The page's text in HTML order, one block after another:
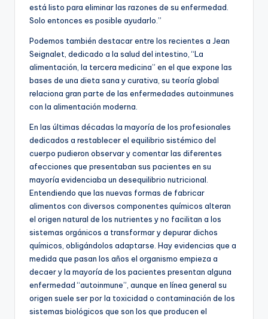
está listo para eliminar las razones de su enfermedad.
Solo entonces es posible ayudarlo.”
Podemos también destacar entre los recientes a Jean
Seignalet, dedicado a la salud del intestino, “La
alimentación, la tercera medicina” en el que expone las
bases de una dieta sana y curativa, su teoría global
relaciona gran parte de las enfermedades autoinmunes
con la alimentación moderna.
En las últimas décadas la mayoría de los profesionales
dedicados a restablecer el equilibrio sistémico del
cuerpo pudieron observar y comentar las diferentes
afecciones que presentaban sus pacientes en su
mayoría evidenciaba un desequilibrio nutricional.
Entendiendo que las nuevas formas de fabricar
alimentos con diversos componentes químicos alteran
el origen natural de los nutrientes y no facilitan a los
sistemas orgánicos a transformar y depurar dichos
químicos, obligándolos adaptarse. Hay evidencias que a
medida que pasan los años el organismo empieza a
decaer y la mayoría de los pacientes presentan alguna
enfermedad “autoinmune”, aunque en línea general su
origen suele ser por la toxicidad o contaminación de los
sistemas biológicos que son los que producen el